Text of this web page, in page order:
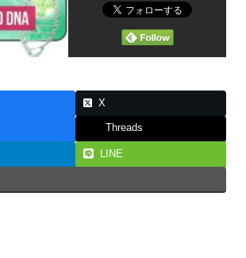
X
Threads
LINE